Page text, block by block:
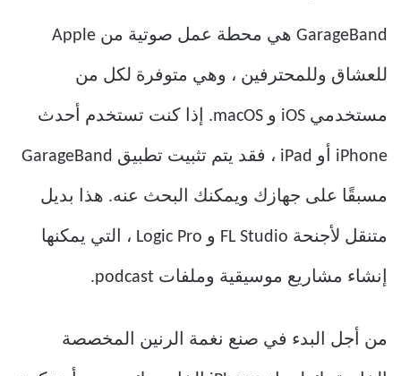
GarageBand هي محطة عمل صوتية من Apple
للعشاق وللمحترفين ، وهي متوفرة لكل من
مستخدمي iOS و macOS. إذا كنت تستخدم أحدث
iPhone أو iPad ، فقد يتم تثبيت تطبيق GarageBand
مسبقًا على جهازك ويمكنك البحث عنه. هذا بديل
متنقل لأجنحة FL Studio و Logic Pro ، التي يمكنها
إنشاء مشاريع موسيقية وملفات podcast.
من أجل البدء في صنع نغمة الرنين المخصصة